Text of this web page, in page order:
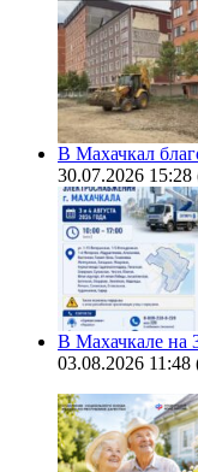
В Махачкал
30.07.2026 15:28
В Махачкале на
03.08.2026 11:48